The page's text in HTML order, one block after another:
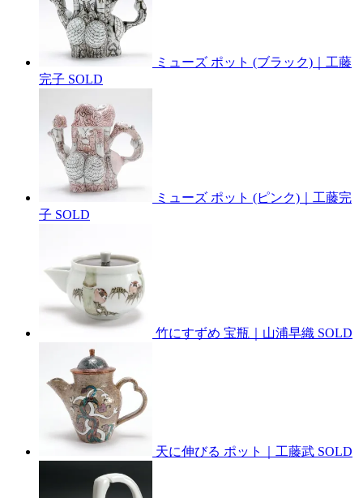
ミューズ ポット (ブラック)｜工藤
完子 SOLD
ミューズ ポット (ピンク)｜工藤完
子 SOLD
竹にすずめ 宝瓶｜山浦早織 SOLD
天に伸びる ポット｜工藤武 SOLD